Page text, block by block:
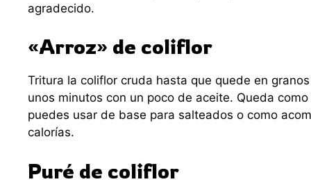
agradecido.
«Arroz» de coliflor
Tritura la coliflor cruda hasta que quede en
unos minutos con un poco de aceite. Queda
puedes usar de base para salteados o como
calorías.
Puré de coliflor